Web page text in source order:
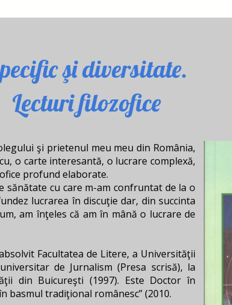
şi diversitate.
Lecturi filozofice
şi prietenul meu meu din România,
o carte interesantă, o lucrare complexă,
profund elaborate.
cu care m-am confruntat de la o
lucrarea în discuţie dar, din succinta
am înţeles că am în mână o lucrare de
Facultatea de Litere, a Universităţii
de Jurnalism (Presa scrisă), la
din Buicureşti (1997). Este Doctor în
basmul tradiţional românesc” (2010.